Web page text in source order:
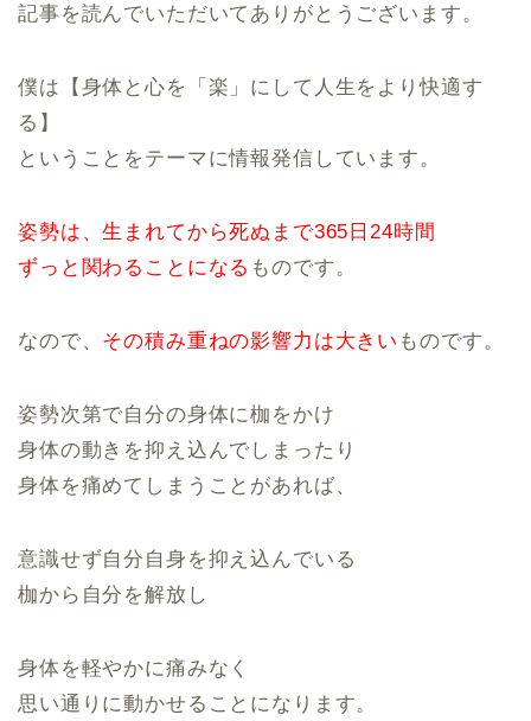
記事を読んでいただいてありがとうございます。
僕は【身体と心を「楽」にして人生をより快適す
る】
ということをテーマに情報発信しています。
姿勢は、生まれてから死ぬまで365日24時間
ずっと関わることになる ものです。
なので、 その積み重ねの影響力は大きい ものです。
姿勢次第で自分の身体に枷をかけ
身体の動きを抑え込んでしまったり
身体を痛めてしまうことがあれば、
意識せず自分自身を抑え込んでいる
枷から自分を解放し
身体を軽やかに痛みなく
思い通りに動かせることになります。